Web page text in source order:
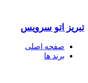
تبریز اتو سرویس
صفحه اصلی
برند ها